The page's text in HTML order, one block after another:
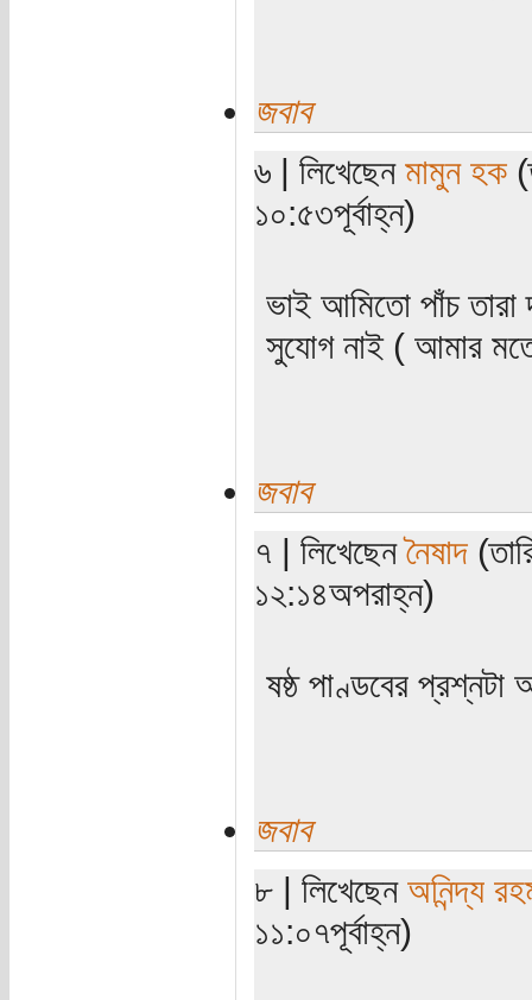
জবাব
৬ | লিখেছেন মামুন হক
১০:৫৩পূর্বাহ্ন)
ভাই আমিতো পাঁচ
সুযোগ নাই ( আমার
জবাব
৭ | লিখেছেননৈষাদ
১২:১৪অপরাহ্ন)
ষষ্ঠ পাণ্ডবের
জবাব
৮ | লিখেছেন অনিন্দ্য
১১:০৭পূর্বাহ্ন)